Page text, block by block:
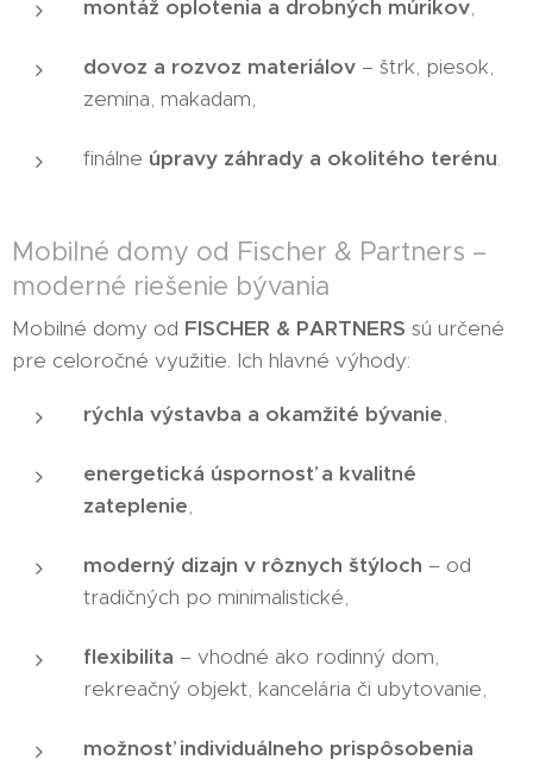
montáž oplotenia a drobných múrikov,
dovoz a rozvoz materiálov – štrk, piesok,
zemina, makadam,
finálne úpravy záhrady a okolitého terénu.
Mobilné domy od Fischer & Partners –
moderné riešenie bývania
Mobilné domy od FISCHER & PARTNERS sú určené
pre celoročné využitie. Ich hlavné výhody:
rýchla výstavba a okamžité bývanie,
energetická úspornosť a kvalitné
zateplenie,
moderný dizajn v rôznych štýloch – od
tradičných po minimalistické,
flexibilita – vhodné ako rodinný dom,
rekreačný objekt, kancelária či ubytovanie,
možnosť individuálneho prispôsobenia